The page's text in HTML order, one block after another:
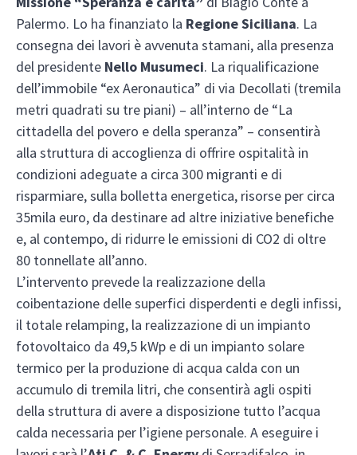
Palermo. Lo ha finanziato la Regione Siciliana. La
consegna dei lavori è avvenuta stamani, alla presenza
del presidente Nello Musumeci. La riqualificazione
dell’immobile “ex Aeronautica” di via Decollati (tremila
metri quadrati su tre piani) – all’interno de “La
cittadella del povero e della speranza” – consentirà
alla struttura di accoglienza di offrire ospitalità in
condizioni adeguate a circa 300 migranti e di
risparmiare, sulla bolletta energetica, risorse per circa
35mila euro, da destinare ad altre iniziative benefiche
e, al contempo, di ridurre le emissioni di CO2 di oltre
80 tonnellate all’anno.
L’intervento prevede la realizzazione della
coibentazione delle superfici disperdenti e degli infissi,
il totale relamping, la realizzazione di un impianto
fotovoltaico da 49,5 kWp e di un impianto solare
termico per la produzione di acqua calda con un
accumulo di tremila litri, che consentirà agli ospiti
della struttura di avere a disposizione tutto l’acqua
calda necessaria per l’igiene personale. A eseguire i